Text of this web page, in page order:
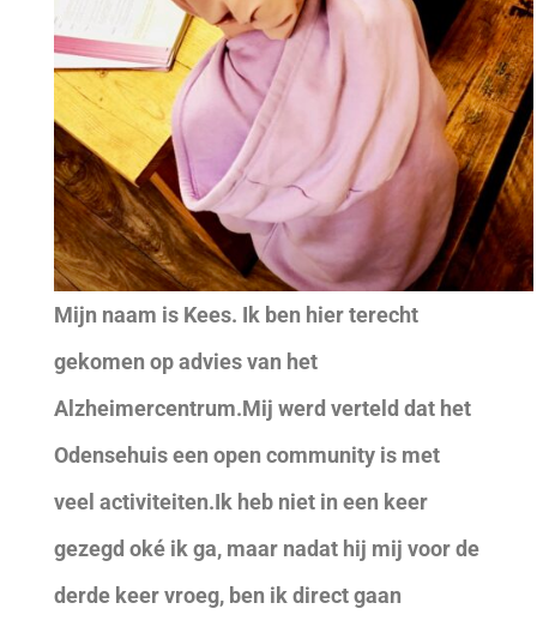
Mijn naam is Kees. Ik ben hier terecht
gekomen op advies van het
Alzheimercentrum.Mij werd verteld dat het
Odensehuis een open community is met
veel activiteiten.Ik heb niet in een keer
gezegd oké ik ga, maar nadat hij mij voor de
derde keer vroeg, ben ik direct gaan